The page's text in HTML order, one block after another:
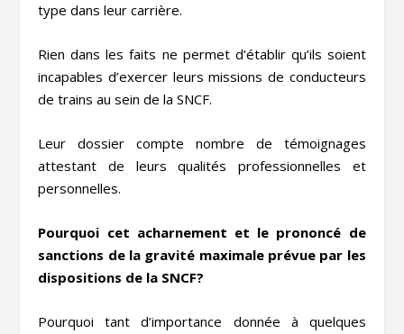
type dans leur carrière.
Rien dans les faits ne permet d’établir qu’ils soient
incapables d’exercer leurs missions de conducteurs
de trains au sein de la SNCF.
Leur dossier compte nombre de témoignages
attestant de leurs qualités professionnelles et
personnelles.
Pourquoi cet acharnement et le prononcé de
sanctions de la gravité maximale prévue par les
dispositions de la SNCF?
Pourquoi tant d’importance donnée à quelques